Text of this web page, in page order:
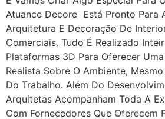
Atuance Decore Está Pronto Para
Arquitetura E Decoração De
Comerciais. Tudo É Realizado
Plataformas 3D Para Oferecer
Realista Sobre O Ambiente,
Do Trabalho. Além Do
Arquitetas Acompanham Toda A
Com Fornecedores Que Oferecem